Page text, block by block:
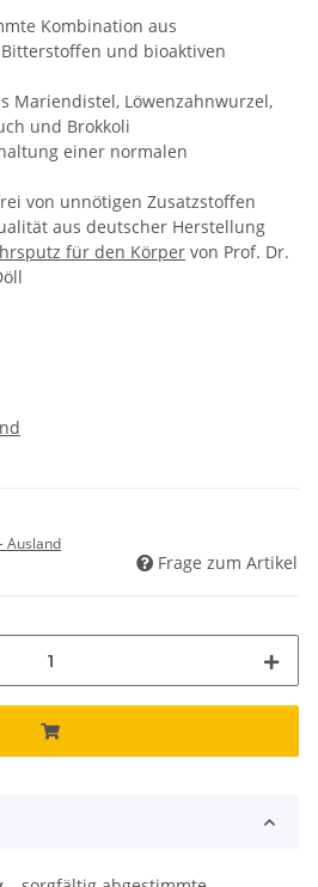
Kombination aus
und bioaktiven
Mariendistel, Löwenzahnwurzel,
und Brokkoli
einer normalen
von unnötigen Zusatzstoffen
aus deutscher Herstellung
für den Körper von Prof. Dr.
Ausland
Frage zum Artikel